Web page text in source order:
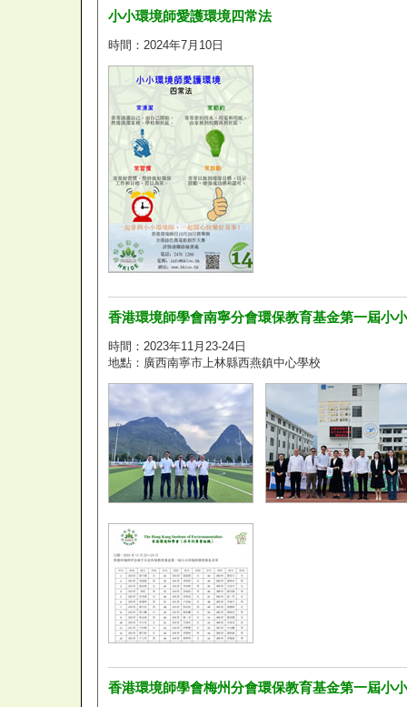
小小環境師愛護環境四常法
時間：2024年7月10日
香港環境師學會南寧分會環保教育基金第一屆小
時間：2023年11月23-24日
地點：廣西南寧市上林縣西燕鎮中心學校
香港環境師學會梅州分會環保教育基金第一屆小